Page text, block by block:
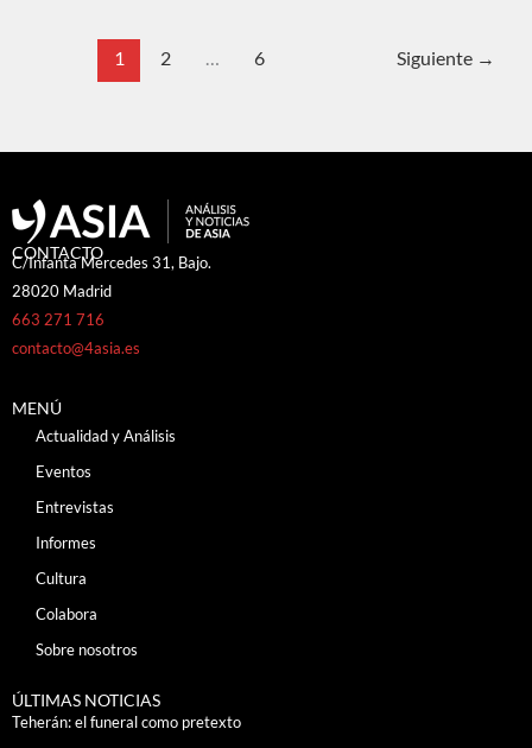
1 2 … 6 Siguiente →
CONTACTO
C/Infanta Mercedes 31, Bajo.
28020 Madrid
663 271 716
contacto@4asia.es
MENÚ
Actualidad y Análisis
Eventos
Entrevistas
Informes
Cultura
Colabora
Sobre nosotros
ÚLTIMAS NOTICIAS
Teherán: el funeral como pretexto